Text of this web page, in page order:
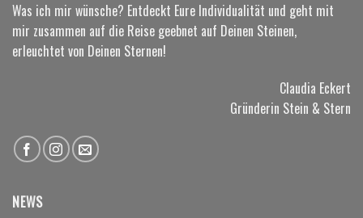
Was ich mir wünsche? Entdeckt Eure Individualität und geht mit
mir zusammen auf die Reise geebnet auf Deinen Steinen,
erleuchtet von Deinen Sternen!
Claudia Eckert
Gründerin Stein & Stern
NEWS